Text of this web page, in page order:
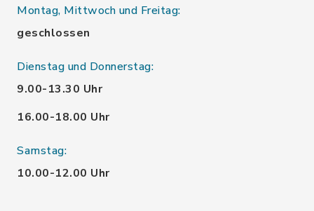
Montag, Mittwoch und Freitag:
geschlossen
Dienstag und Donnerstag:
9.00-13.30 Uhr
16.00-18.00 Uhr
Samstag:
10.00-12.00 Uhr